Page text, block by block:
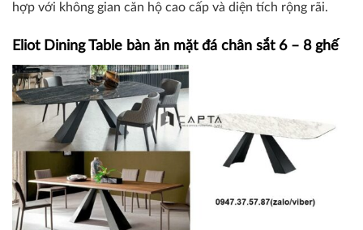
hợp với không gian căn hộ cao cấp và diện tích rộng rãi.
Eliot Dining Table bàn ăn mặt đá chân sắt 6 – 8 ghế